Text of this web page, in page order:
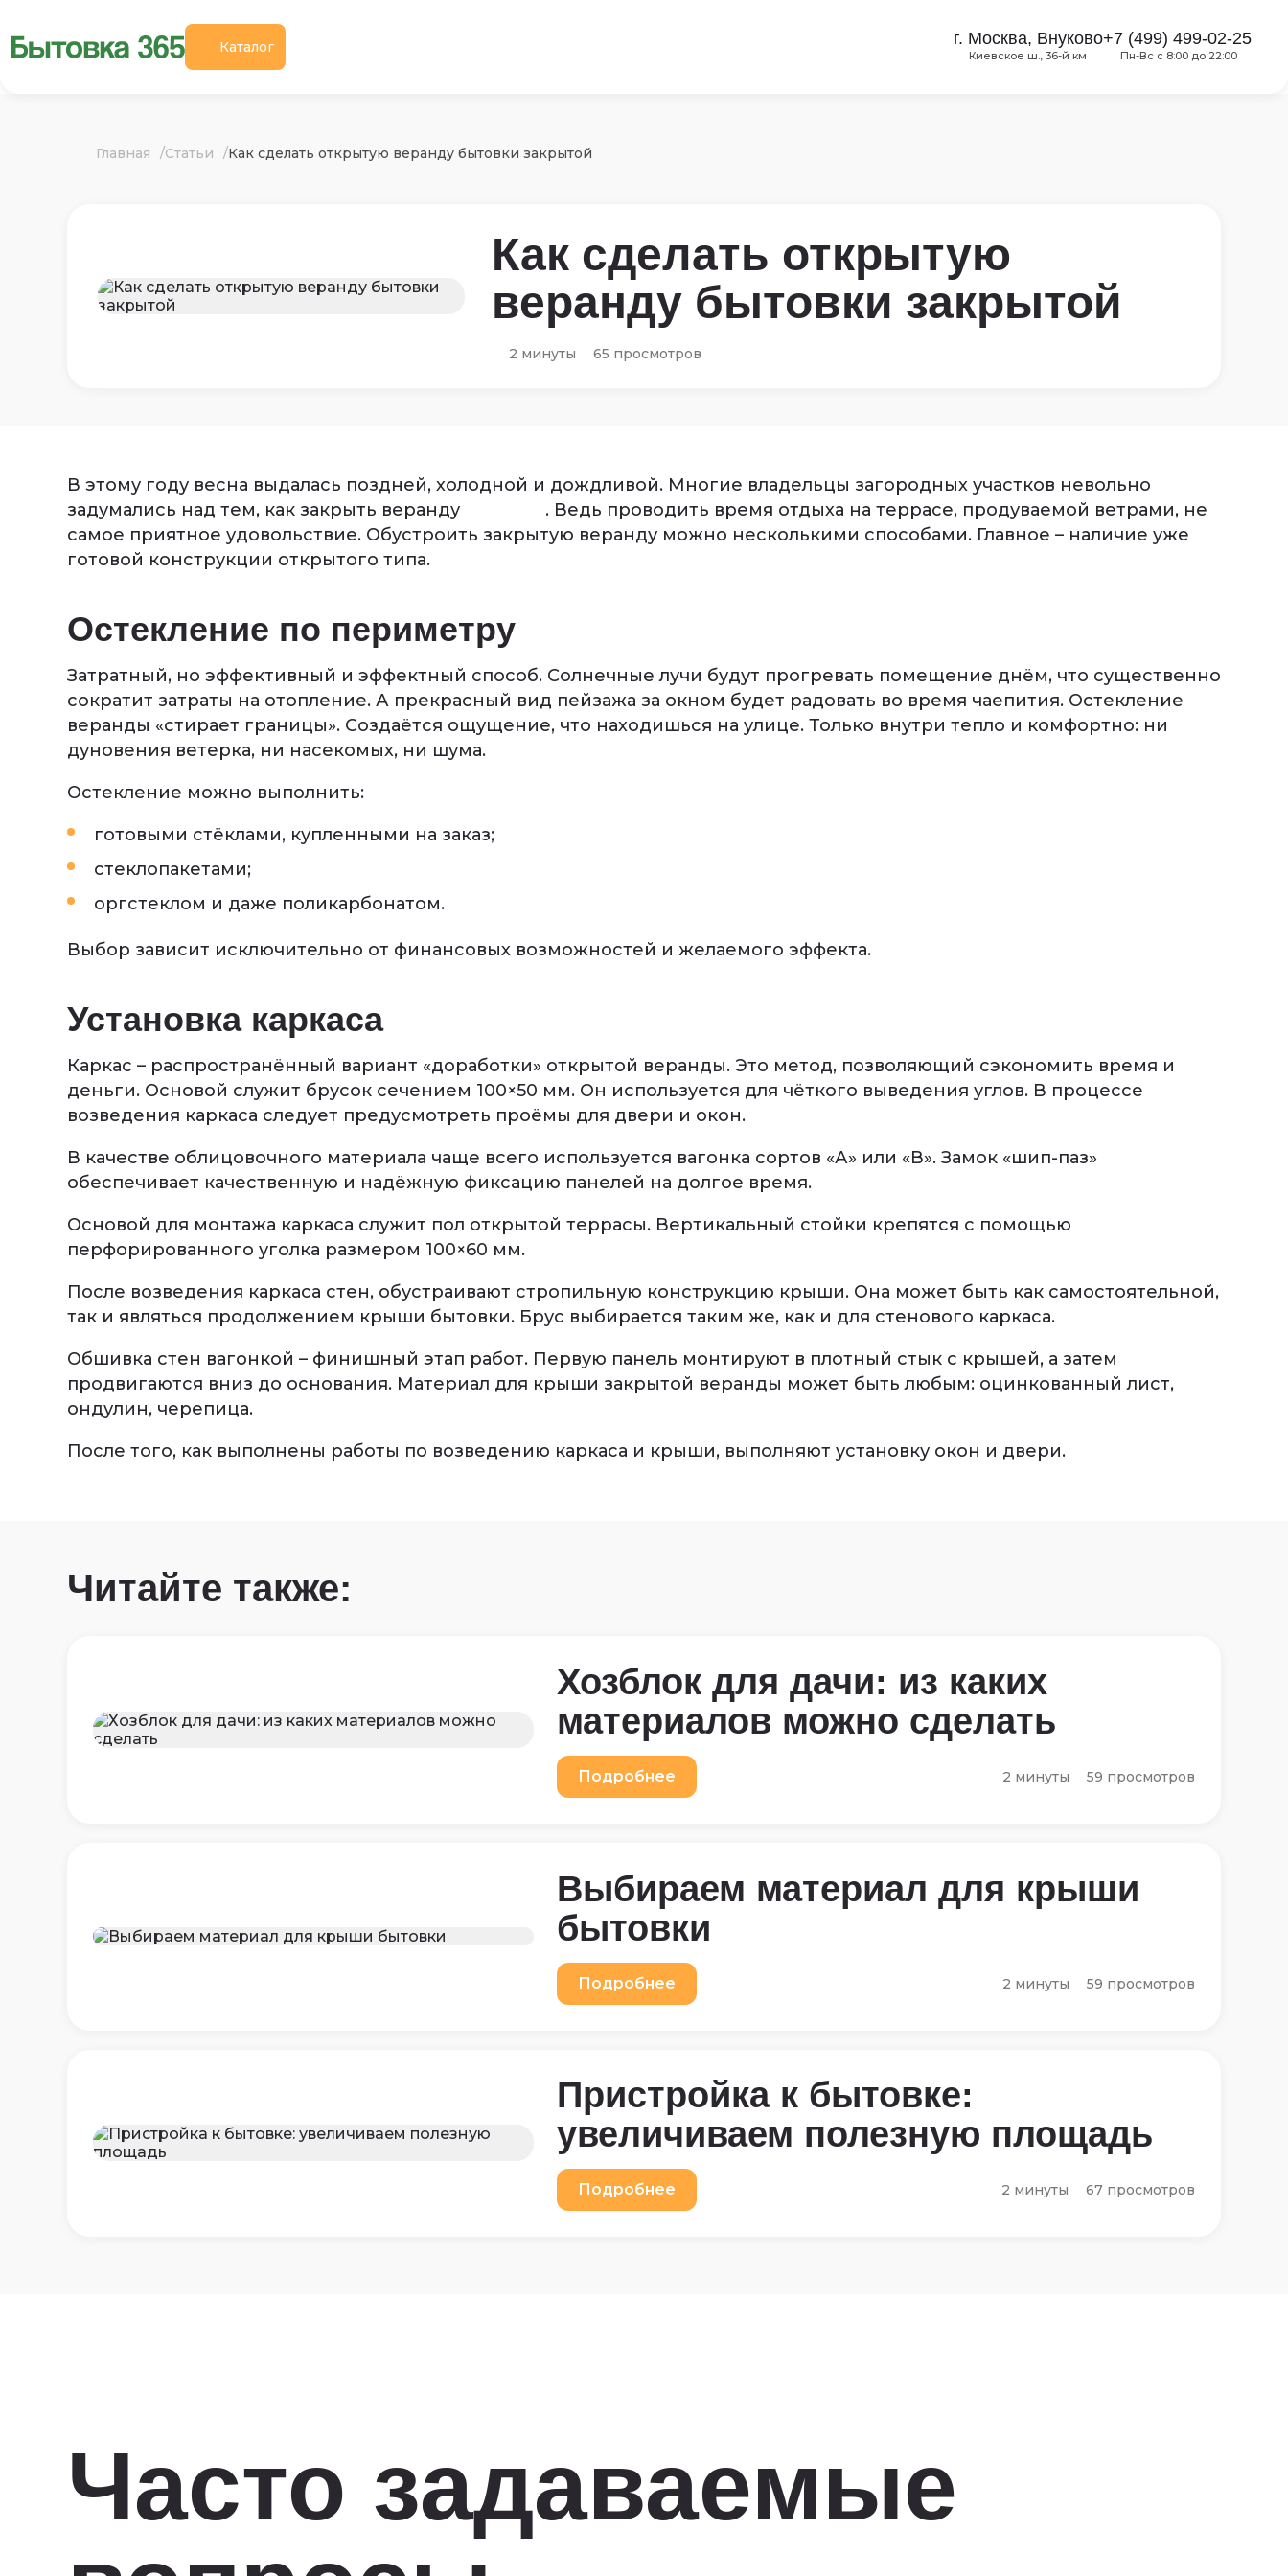
Каталог г. Москва, Внуково
Киевское ш., 36-й км
+7 (499) 499-02-25
Пн-Вс с 8:00 до 22:00
Главная Статьи Как сделать открытую веранду бытовки закрытой
Как сделать открытую
веранду бытовки закрытой
2 минуты 65 просмотров
В этому году весна выдалась поздней, холодной и дождливой. Многие владельцы загородных участков невольно
задумались над тем, как закрыть веранду
. Ведь проводить время отдыха на террасе, продуваемой ветрами, не
самое приятное удовольствие. Обустроить закрытую веранду можно несколькими способами. Главное – наличие уже
готовой конструкции открытого типа.
Остекление по периметру
Затратный, но эффективный и эффектный способ. Солнечные лучи будут прогревать помещение днём, что существенно
сократит затраты на отопление. А прекрасный вид пейзажа за окном будет радовать во время чаепития. Остекление
веранды «стирает границы». Создаётся ощущение, что находишься на улице. Только внутри тепло и комфортно: ни
дуновения ветерка, ни насекомых, ни шума.
Остекление можно выполнить:
готовыми стёклами, купленными на заказ;
стеклопакетами;
оргстеклом и даже поликарбонатом.
Выбор зависит исключительно от финансовых возможностей и желаемого эффекта.
Установка каркаса
Каркас – распространённый вариант «доработки» открытой веранды. Это метод, позволяющий сэкономить время и
деньги. Основой служит брусок сечением 100×50 мм. Он используется для чёткого выведения углов. В процессе
возведения каркаса следует предусмотреть проёмы для двери и окон.
В качестве облицовочного материала чаще всего используется вагонка сортов «А» или «В». Замок «шип-паз»
обеспечивает качественную и надёжную фиксацию панелей на долгое время.
Основой для монтажа каркаса служит пол открытой террасы. Вертикальный стойки крепятся с помощью
перфорированного уголка размером 100×60 мм.
После возведения каркаса стен, обустраивают стропильную конструкцию крыши. Она может быть как самостоятельной,
так и являться продолжением крыши бытовки. Брус выбирается таким же, как и для стенового каркаса.
Обшивка стен вагонкой – финишный этап работ. Первую панель монтируют в плотный стык с крышей, а затем
продвигаются вниз до основания. Материал для крыши закрытой веранды может быть любым: оцинкованный лист,
ондулин, черепица.
После того, как выполнены работы по возведению каркаса и крыши, выполняют установку окон и двери.
Читайте также:
Хозблок для дачи: из каких
материалов можно сделать
Подробнее 2 минуты 59 просмотров
Выбираем материал для крыши
бытовки
Подробнее 2 минуты 59 просмотров
Пристройка к бытовке:
увеличиваем полезную площадь
Подробнее 2 минуты 67 просмотров
Часто задаваемые